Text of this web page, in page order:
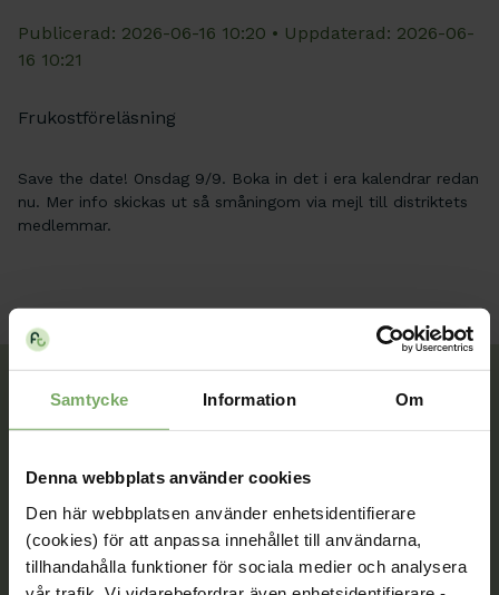
Samtycke Information Om
Denna webbplats använder cookies
Den här webbplatsen använder enhetsidentifierare
(cookies) för att anpassa innehållet till användarna,
tillhandahålla funktioner för sociala medier och analysera
Publicerad: 2026-06-16 10:20 • Uppdaterad: 2026-06-
16 10:21
Frukostföreläsning
Save the date! Onsdag 9/9. Boka in det i era kalendrar redan
nu. Mer info skickas ut så småningom via mejl till distriktets
medlemmar.
av vår rörelse.
Bli medlem